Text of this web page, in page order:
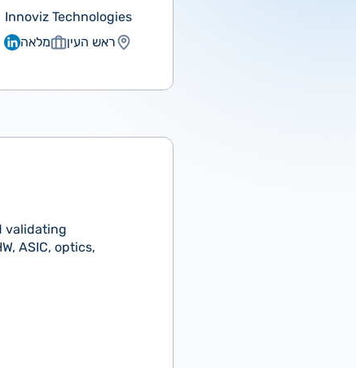
Innoviz Technologies
ראש העין
מלאה
validating
ASIC, optics,